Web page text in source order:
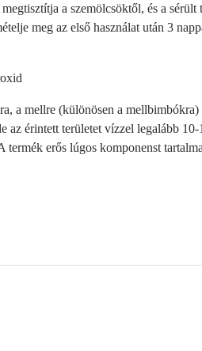
a szemölcsöktől, és a
meg az első használat után 3
a mellre (különösen a
az érintett területet vízzel legalább
erős lúgos komponenst